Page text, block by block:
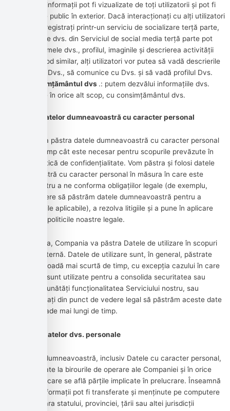
astfel de informații pot fi vizualizate de toți utilizatorii și pot fi
distribuite public în exterior. Dacă interacționați cu alți utilizatori
sau vă înregistrați printr-un serviciu de socializare terță parte,
contactele dvs. din Serviciul de social media terță parte pot
vedea numele dvs., profilul, imaginile și descrierea activității
dvs. În mod similar, alți utilizatori vor putea să vadă descrierile
activității Dvs., să comunice cu Dvs. și să vadă profilul Dvs.
Cu consimțământul dvs .: putem dezvălui informațiile dvs.
personale în orice alt scop, cu consimțământul dvs.
Păstrarea datelor dumneavoastră cu caracter personal
Compania va păstra datele dumneavoastră cu caracter personal
numai atât timp cât este necesar pentru scopurile prevăzute în
această Politică de confidențialitate. Vom păstra și folosi datele
dumneavoastră cu caracter personal în măsura în care este
necesar pentru a ne conforma obligațiilor legale (de exemplu,
dacă ni se cere să păstrăm datele dumneavoastră pentru a
respecta legile aplicabile), a rezolva litigiile și a pune în aplicare
acordurile și politicile noastre legale.
De asemenea, Compania va păstra Datele de utilizare în scopuri
de analiză internă. Datele de utilizare sunt, în general, păstrate
pentru o perioadă mai scurtă de timp, cu excepția cazului în care
aceste date sunt utilizate pentru a consolida securitatea sau
pentru a îmbunătăți funcționalitatea Serviciului nostru, sau
suntem obligați din punct de vedere legal să păstrăm aceste date
pentru perioade mai lungi de timp.
Transferul datelor dvs. personale
Informațiile dumneavoastră, inclusiv Datele cu caracter personal,
sunt prelucrate la birourile de operare ale Companiei și în orice
alte locuri în care se află părțile implicate în prelucrare. Înseamnă
că aceste informații pot fi transferate și menținute pe computere
situate în afara statului, provinciei, țării sau altei jurisdicții